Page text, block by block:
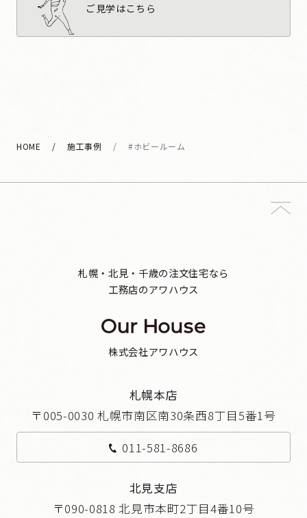
ご見学はこちら
HOME 施工事例 #ホビールーム
札幌・北見・千歳の注文住宅なら
工務店のアワハウス
株式会社アワハウス
札幌本店
〒005-0030 札幌市南区南30条西8丁目5番1号
011-581-8686
北見支店
〒090-0818 北見市本町2丁目4番10号